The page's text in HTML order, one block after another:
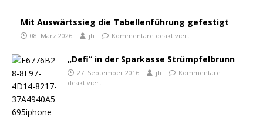
Mit Auswärtssieg die Tabellenführung gefestigt
08. März 2026 jh Kommentare deaktiviert
„Defi“ in der Sparkasse Strümpfelbrunn
27. September 2016 jh
Kommentare
deaktiviert